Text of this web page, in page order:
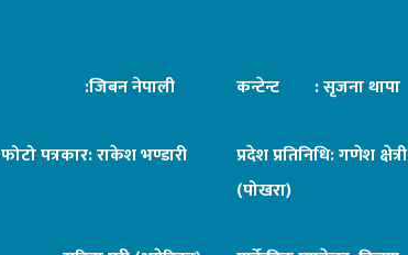
:जिबन नेपाली कन्टेन्ट : सृजना थापा
फोटो पत्रकार: राकेश भण्डारी
प्रदेश प्रतिनिधि: गणेश क्षेत्री
(पोखरा)